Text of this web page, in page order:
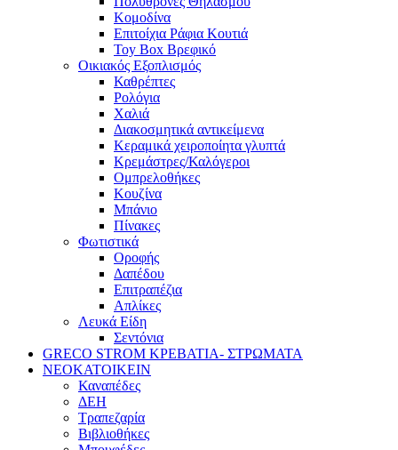
Κομοδίνα
Επιτοίχια Ράφια Κουτιά
Toy Box Βρεφικό
Οικιακός Εξοπλισμός
Καθρέπτες
Ρολόγια
Χαλιά
Διακοσμητικά αντικείμενα
Κεραμικά χειροποίητα γλυπτά
Κρεμάστρες/Καλόγεροι
Ομπρελοθήκες
Κουζίνα
Μπάνιο
Πίνακες
Φωτιστικά
Οροφής
Δαπέδου
Επιτραπέζια
Απλίκες
Λευκά Είδη
Σεντόνια
GRECO STROM ΚΡΕΒΑΤΙΑ- ΣΤΡΩΜΑΤΑ
ΝΕΟΚΑΤΟΙΚΕΙΝ
Καναπέδες
ΔΕΗ
Τραπεζαρία
Βιβλιοθήκες